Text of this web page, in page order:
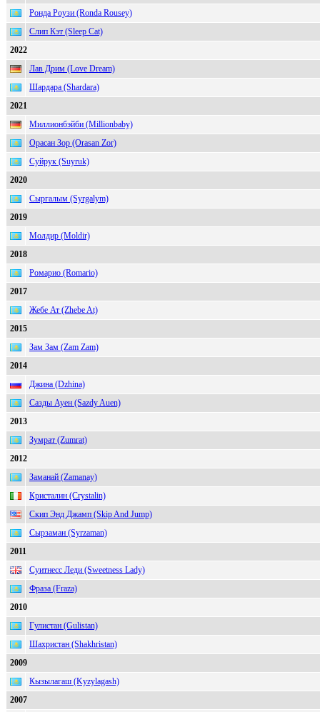
Ронда Роузи (Ronda Rousey)
Слип Кэт (Sleep Cat)
2022
Лав Дрим (Love Dream)
Шардара (Shardara)
2021
Миллионбэйби (Millionbaby)
Орасан Зор (Orasan Zor)
Суйрук (Suyruk)
2020
Сыргалым (Syrgalym)
2019
Молдир (Moldir)
2018
Ромарио (Romario)
2017
Жебе Ат (Zhebe At)
2015
Зам Зам (Zam Zam)
2014
Джина (Dzhina)
Сазды Ауен (Sazdy Auen)
2013
Зумрат (Zumrat)
2012
Заманай (Zamanay)
Кристалин (Crystalin)
Скип Энд Джамп (Skip And Jump)
Сырзаман (Syrzaman)
2011
Суитнесс Леди (Sweetness Lady)
Фраза (Fraza)
2010
Гулистан (Gulistan)
Шахристан (Shakhristan)
2009
Кызылагаш (Kyzylagash)
2007